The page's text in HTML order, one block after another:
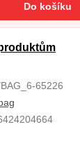
Do košíku
65226